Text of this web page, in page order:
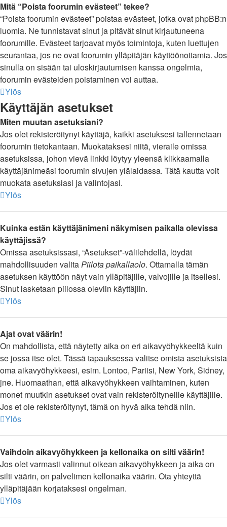
Mitä “Poista foorumin evästeet” tekee?
“Poista foorumin evästeet” poistaa evästeet, jotka ovat phpBB:n
luomia. Ne tunnistavat sinut ja pitävät sinut kirjautuneena
foorumille. Evästeet tarjoavat myös toimintoja, kuten luettujen
seurantaa, jos ne ovat foorumin ylläpitäjän käyttöönottamia. Jos
sinulla on sisään tai uloskirjautumisen kanssa ongelmia,
foorumin evästeiden poistaminen voi auttaa.
Ylös
Käyttäjän asetukset
Miten muutan asetuksiani?
Jos olet rekisteröitynyt käyttäjä, kaikki asetuksesi tallennetaan
foorumin tietokantaan. Muokataksesi niitä, vieraile omissa
asetuksissa, johon vievä linkki löytyy yleensä klikkaamalla
käyttäjänimeäsi foorumin sivujen ylälaidassa. Tätä kautta voit
muokata asetuksiasi ja valintojasi.
Ylös
Kuinka estän käyttäjänimeni näkymisen paikalla olevissa
käyttäjissä?
Omissa asetuksissasi, “Asetukset”-välilehdellä, löydät
mahdollisuuden valitaPiilota paikallaolo. Ottamalla tämän
asetuksen käyttöön näyt vain ylläpitäjille, valvojille ja itsellesi.
Sinut lasketaan piilossa oleviin käyttäjiin.
Ylös
Ajat ovat väärin!
On mahdollista, että näytetty aika on eri aikavyöhykkeeltä kuin
se jossa itse olet. Tässä tapauksessa valitse omista asetuksista
oma aikavyöhykkeesi, esim. Lontoo, Pariisi, New York, Sidney,
jne. Huomaathan, että aikavyöhykkeen vaihtaminen, kuten
monet muutkin asetukset ovat vain rekisteröityneille käyttäjille.
Jos et ole rekisteröitynyt, tämä on hyvä aika tehdä niin.
Ylös
Vaihdoin aikavyöhykkeen ja kellonaika on silti väärin!
Jos olet varmasti valinnut oikean aikavyöhykkeen ja aika on
silti väärin, on palvelimen kellonaika väärin. Ota yhteyttä
ylläpitäjään korjataksesi ongelman.
Ylös